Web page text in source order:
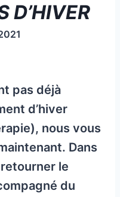
D’HIVER
pas déjà
d’hiver
nous vous
Dans
le
du